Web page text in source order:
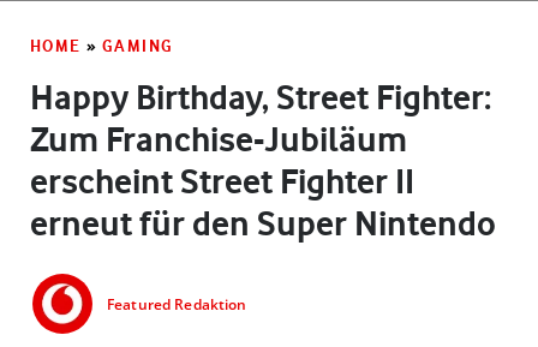
HOME » GAMING
Happy Birthday, Street Fighter:
Zum Franchise-Jubiläum
erscheint Street Fighter II
erneut für den Super Nintendo
Featured Redaktion